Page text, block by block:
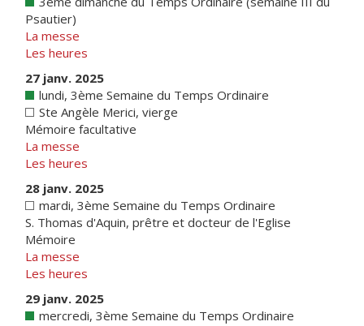
Psautier)
La messe
Les heures
27 janv. 2025
lundi, 3ème Semaine du Temps Ordinaire
Ste Angèle Merici, vierge
Mémoire facultative
La messe
Les heures
28 janv. 2025
mardi, 3ème Semaine du Temps Ordinaire
S. Thomas d'Aquin, prêtre et docteur de l'Eglise
Mémoire
La messe
Les heures
29 janv. 2025
mercredi, 3ème Semaine du Temps Ordinaire